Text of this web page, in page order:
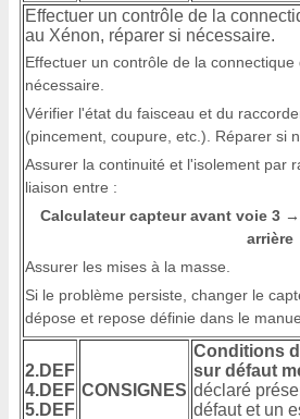
Effectuer un contrôle de la
au Xénon, réparer si nécessaire.
Effectuer un contrôle de la
nécessaire.
Vérifier l'état du faisceau et du
(pincement, coupure, etc.). Réparer si
Assurer la continuité et l'isolement par
liaison entre :
Calculateur capteur avant voie 3 →
arrière
Assurer les mises à la masse.
Si le problème persiste, changer le
dépose et repose définie dans le
2.DEF
4.DEF
5.DEF
CONSIGNES
Conditions
sur défaut
déclaré
défaut et un